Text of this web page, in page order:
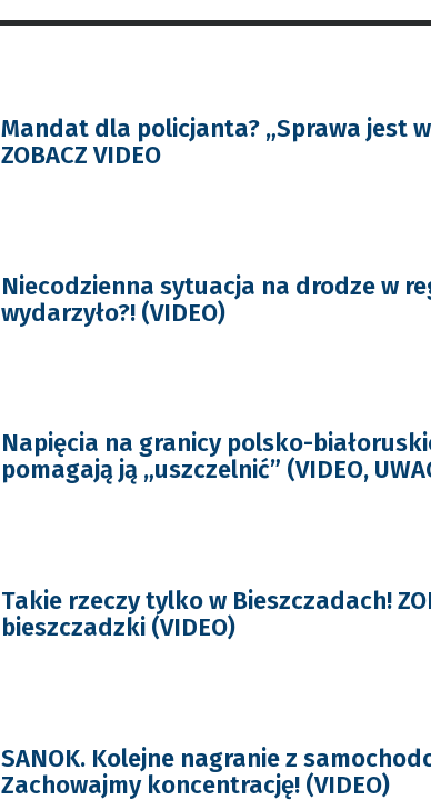
Mandat dla policjanta? „Sprawa jest
ZOBACZ VIDEO
Niecodzienna sytuacja na drodze w
wydarzyło?! (VIDEO)
Napięcia na granicy polsko-
pomagają ją „uszczelnić” (VIDEO,
Takie rzeczy tylko w Bieszczadach!
bieszczadzki (VIDEO)
SANOK. Kolejne nagranie z
Zachowajmy koncentrację! (VIDEO)